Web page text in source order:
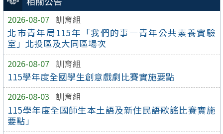
2026-08-07 訓育組
北市青年局115年「我們的事—青年公共素養實驗
室」北投區及大同區場次
2026-08-07 訓育組
115學年度全國學生創意戲劇比賽實施要點
2026-08-03 訓育組
115學年度全國師生本土語及新住民語歌謠比賽實施
要點」